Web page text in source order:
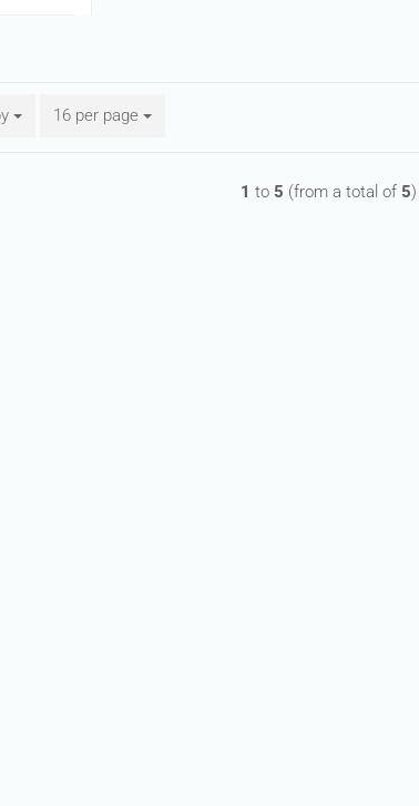
16 per page
per page
1 to 5 (from a total of 5)